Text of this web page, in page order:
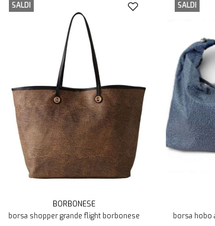
SALDI
BORBONESE
borsa shopper grande flight borbonese
SALDI
borsa hobo